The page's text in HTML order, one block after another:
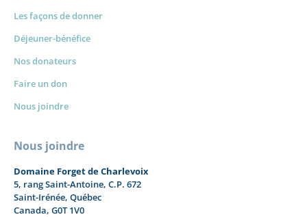
Nous joindre
Domaine Forget de Charlevoix
5, rang Saint-Antoine, C.P. 672
Saint-Irénée, Québec
Canada, G0T 1V0
Les façons de donner
Déjeuner-bénéfice
Nos donateurs
Faire un don
Nous joindre